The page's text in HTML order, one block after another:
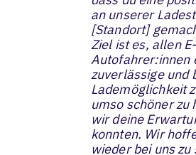
an unserer
[Standort]
Ziel ist es, allen E-
Autofahrer:innen
zuverlässige und
Lademöglichkeit
umso schöner zu
wir deine
konnten. Wir
wieder bei uns zu